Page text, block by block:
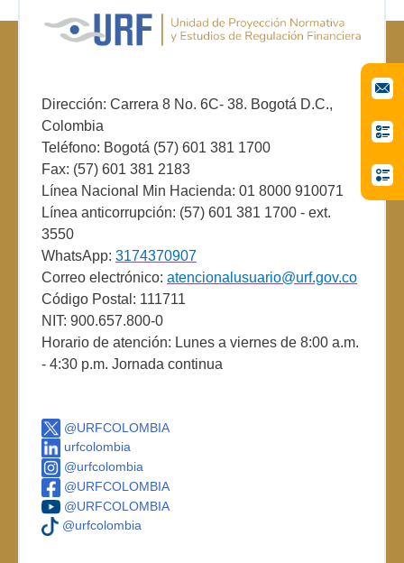
Dirección: Carrera 8 No. 6C- 38. Bogotá D.C.,
Colombia
Teléfono: Bogotá (57) 601 381 1700
Fax: (57) 601 381 2183
Línea Nacional Min Hacienda: 01 8000 910071
Línea anticorrupción: (57) 601 381 1700 - ext.
3550
WhatsApp: 3174370907
Correo electrónico: atencionalusuario@urf.gov.co
Código Postal: 111711
NIT: 900.657.800-0
Horario de atención: Lunes a viernes de 8:00 a.m.
- 4:30 p.m. Jornada continua
@URFCOLOMBIA
urfcolombia
@urfcolombia
@URFCOLOMBIA
@URFCOLOMBIA
@urfcolombia